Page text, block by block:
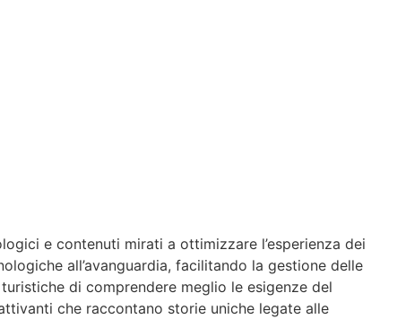
e contenuti mirati a ottimizzare l’esperienza dei
all’avanguardia, facilitando la gestione delle
di comprendere meglio le esigenze del
che raccontano storie uniche legate alle